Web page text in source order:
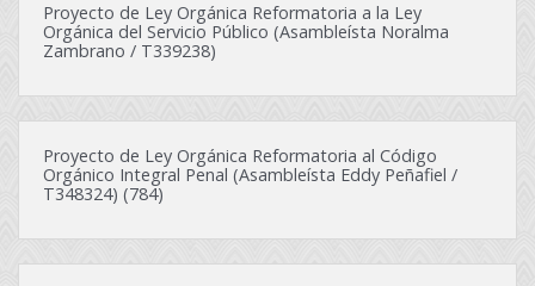
Proyecto de Ley Orgánica Reformatoria a la Ley
Orgánica del Servicio Público (Asambleísta Noralma
Zambrano / T339238)
Proyecto de Ley Orgánica Reformatoria al Código
Orgánico Integral Penal (Asambleísta Eddy Peñafiel /
T348324) (784)